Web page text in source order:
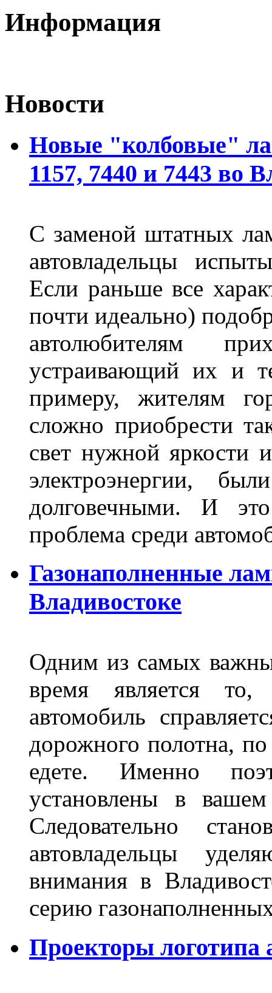
Информация
Новости
Новые "колбовые"
1157, 7440 и 7443 во
С заменой штатных
автовладельцы
Если раньше все
почти идеально)
автолюбителям
устраивающий их и
примеру, жителям
сложно приобрести
свет нужной яркости
электроэнергии,
долговечными. И
проблема среди
Газонаполненные
Владивостоке
Одним из самых
время является то,
автомобиль
дорожного полотна,
едете. Именно
установлены в
Следовательно
автовладельцы
внимания в
серию
Проекторы логотипа